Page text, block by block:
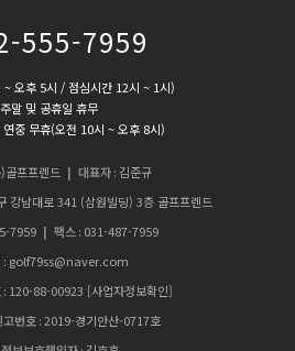
555-7959
~ 오후 5시 / 점심시간 12시 ~ 1시)
주말 및 공휴일 휴무
중 무휴(오전 10시 ~ 오후 8시)
골프프렌드 | 대표자: 김준규
강남대로 341 (삼원빌딩) 3층 골프프렌드
7959 | 팩스: 031-487-7959
: golf79ss@naver.com
: 120-88-00923 [사업자정보확인]
번호 :2019-경기안산-0717호